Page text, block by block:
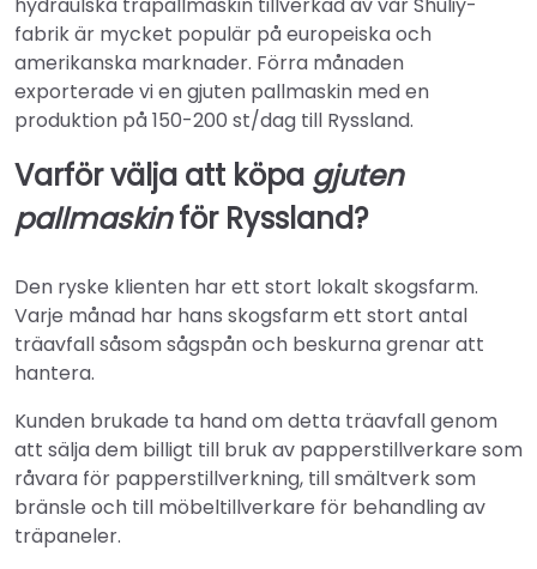
fabrik är mycket populär på europeiska och
amerikanska marknader. Förra månaden
exporterade vi en gjuten pallmaskin med en
produktion på 150-200 st/dag till Ryssland.
Varför välja att köpa gjuten
pallmaskinför Ryssland?
Den ryske klienten har ett stort lokalt skogsfarm.
Varje månad har hans skogsfarm ett stort antal
träavfall såsom sågspån och beskurna grenar att
hantera.
Kunden brukade ta hand om detta träavfall genom
att sälja dem billigt till bruk av papperstillverkare som
råvara för papperstillverkning, till smältverk som
bränsle och till möbeltillverkare för behandling av
träpaneler.